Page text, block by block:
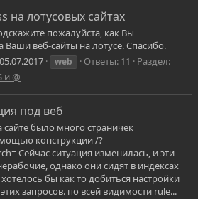
на лотусовых сайтах
пожалуйста, как Вы
Ваши веб-сайты на лотусе. Спасибо.
05.07.2017 web Ответы: 11
Раздел:
и @
под веб
сайте было много страничек
конструкции /?
Сейчас ситуация изменилась, и эти
однако они сидят в индексах
бы как то добиться настройки
запросов. по всей видимости rule...